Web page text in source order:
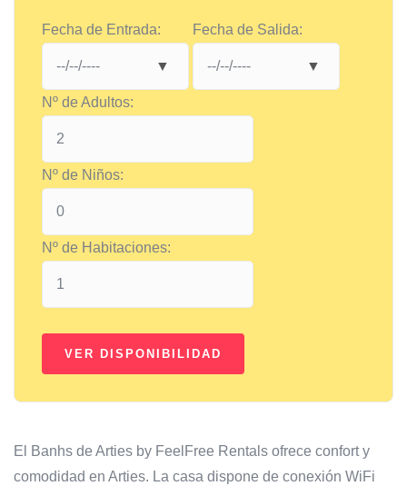
Fecha de Entrada: Fecha de Salida:
Nº de Adultos:
Nº de Niños:
Nº de Habitaciones:
El Banhs de Arties by FeelFree Rentals ofrece confort y
comodidad en Arties. La casa dispone de conexión WiFi